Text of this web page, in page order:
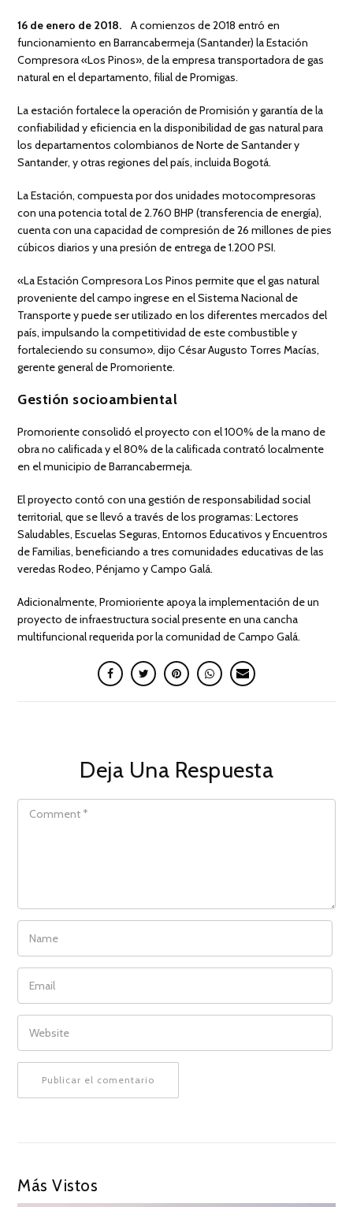
16 de enero de 2018. A comienzos de 2018 entró en
funcionamiento en Barrancabermeja (Santander) la Estación
Compresora «Los Pinos», de la empresa transportadora de gas
natural en el departamento, filial de Promigas.
La estación fortalece la operación de Promisión y garantía de la
confiabilidad y eficiencia en la disponibilidad de gas natural para
los departamentos colombianos de Norte de Santander y
Santander, y otras regiones del país, incluida Bogotá.
La Estación, compuesta por dos unidades motocompresoras
con una potencia total de 2.760 BHP (transferencia de energía),
cuenta con una capacidad de compresión de 26 millones de pies
cúbicos diarios y una presión de entrega de 1.200 PSI.
«La Estación Compresora Los Pinos permite que el gas natural
proveniente del campo ingrese en el Sistema Nacional de
Transporte y puede ser utilizado en los diferentes mercados del
país, impulsando la competitividad de este combustible y
fortaleciendo su consumo», dijo César Augusto Torres Macías,
gerente general de Promoriente.
Gestión socioambiental
Promoriente consolidó el proyecto con el 100% de la mano de
obra no calificada y el 80% de la calificada contrató localmente
en el municipio de Barrancabermeja.
El proyecto contó con una gestión de responsabilidad social
territorial, que se llevó a través de los programas: Lectores
Saludables, Escuelas Seguras, Entornos Educativos y Encuentros
de Familias, beneficiando a tres comunidades educativas de las
veredas Rodeo, Pénjamo y Campo Galá.
Adicionalmente, Promioriente apoya la implementación de un
proyecto de infraestructura social presente en una cancha
multifuncional requerida por la comunidad de Campo Galá.
Deja Una Respuesta
COMMENT
NAME
EMAIL
WEBSITE
Más Vistos